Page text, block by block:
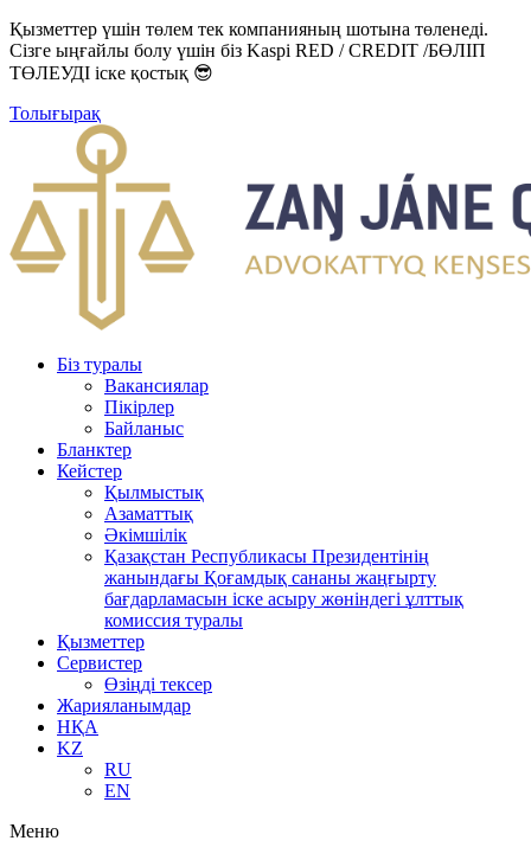
Қызметтер үшін төлем тек компанияның шотына төленеді.
Сізге ыңғайлы болу үшін біз Kaspi RED / CREDIT /БӨЛІП
ТӨЛЕУДІ іске қостық 😎
Толығырақ
Біз туралы
Вакансиялар
Пікірлер
Байланыс
Бланктер
Кейстер
Қылмыстық
Азаматтық
Әкімшілік
Қазақстан Республикасы Президентінің
жанындағы Қоғамдық сананы жаңғырту
бағдарламасын іске асыру жөніндегі ұлттық
комиссия туралы
Қызметтер
Сервистер
Өзіңді тексер
Жарияланымдар
НҚА
KZ
RU
EN
Меню